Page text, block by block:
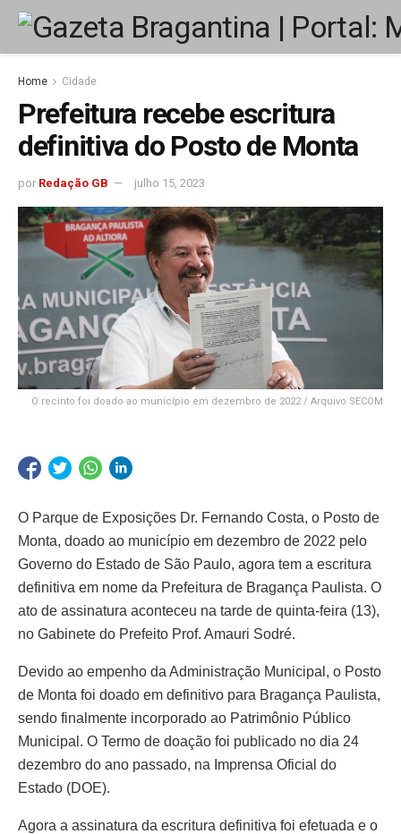
Home Cidade
Prefeitura recebe escritura
definitiva do Posto de Monta
por Redação GB julho 15, 2023
O recinto foi doado ao município em dezembro de 2022 / Arquivo SECOM
O Parque de Exposições Dr. Fernando Costa, o Posto de
Monta, doado ao município em dezembro de 2022 pelo
Governo do Estado de São Paulo, agora tem a escritura
definitiva em nome da Prefeitura de Bragança Paulista. O
ato de assinatura aconteceu na tarde de quinta-feira (13),
no Gabinete do Prefeito Prof. Amauri Sodré.
Devido ao empenho da Administração Municipal, o Posto
de Monta foi doado em definitivo para Bragança Paulista,
sendo finalmente incorporado ao Patrimônio Público
Municipal. O Termo de doação foi publicado no dia 24
dezembro do ano passado, na Imprensa Oficial do
Estado (DOE).
Agora a assinatura da escritura definitiva foi efetuada e o